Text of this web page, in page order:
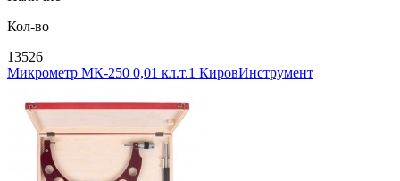
Кол-во
13526
Микрометр МК-250 0,01 кл.т.1 КировИнструмент